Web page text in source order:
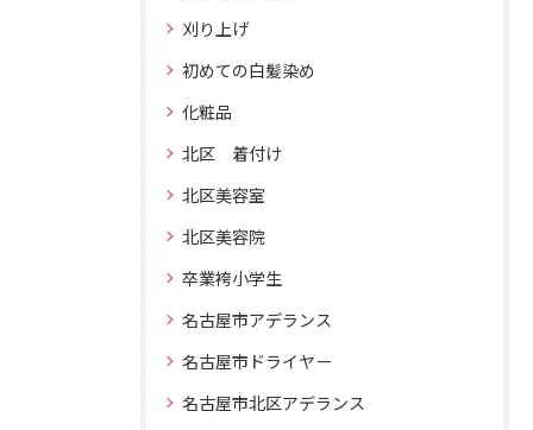
刈り上げ
初めての白髪染め
化粧品
北区 着付け
北区美容室
北区美容院
卒業袴小学生
名古屋市アデランス
名古屋市ドライヤー
名古屋市北区アデランス